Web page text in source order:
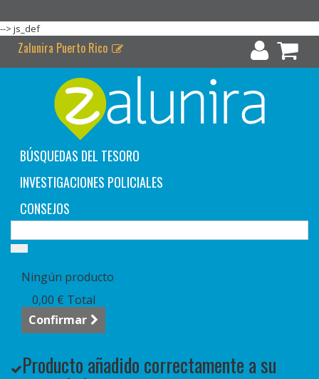
--> js_def
Zalunira Puerto Rico
BÚSQUEDAS DEL TESORO
INVESTIGACIONES POLICIALES
CONSEJOS
Ningún producto
0,00 € Total
Confirmar
Producto añadido correctamente a su